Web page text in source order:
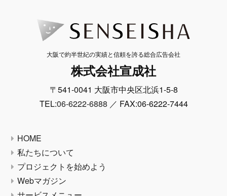
大阪で約半世紀の実績と信頼を誇る総合広告会社
株式会社宣成社
〒541-0041 大阪市中央区北浜1-5-8
TEL:06-6222-6888 ／ FAX:06-6222-7444
HOME
私たちについて
プロジェクトを始めよう
Webマガジン